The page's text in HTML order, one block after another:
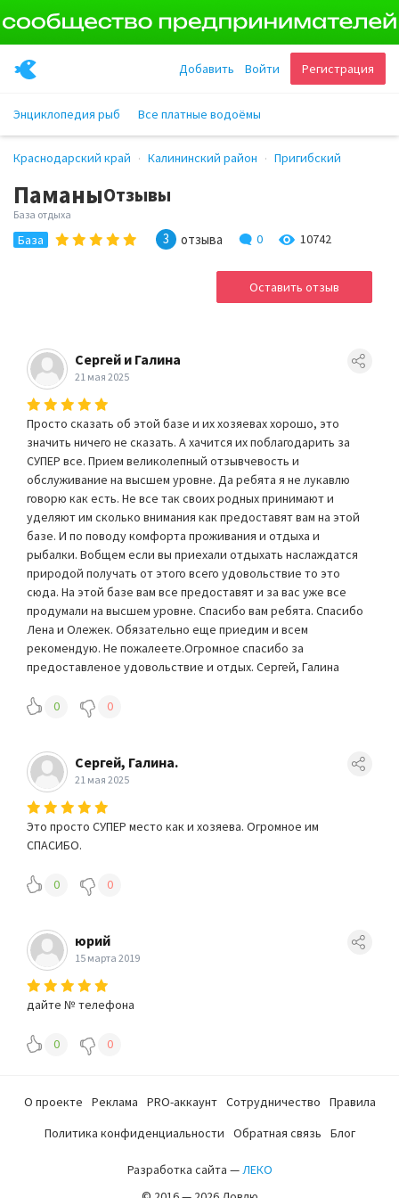
Регистрация
Войти
Добавить
Энциклопедия рыб Все платные водоёмы
Краснодарский край Калининский район Пригибский
ПаманыОтзывы
База отдыха
База 3 отзыва 0 10742
Оставить отзыв
Сергей и Галина
21 мая 2025
Просто сказать об этой базе и их хозяевах хорошо, это
значить ничего не сказать. А хачится их поблагодарить за
СУПЕР все. Прием великолепный отзывчевость и
обслуживание на высшем уровне. Да ребята я не лукавлю
говорю как есть. Не все так своих родных принимают и
уделяют им сколько внимания как предоставят вам на этой
базе. И по поводу комфорта проживания и отдыха и
рыбалки. Вобщем если вы приехали отдыхать наслаждатся
природой получать от этого всего удовольствие то это
сюда. На этой базе вам все предоставят и за вас уже все
продумали на высшем уровне. Спасибо вам ребята. Спасибо
Лена и Олежек. Обязательно еще приедим и всем
рекомендую. Не пожалеете.Огромное спасибо за
предоставленое удовольствие и отдых. Сергей, Галина
0 0
Сергей, Галина.
21 мая 2025
Это просто СУПЕР место как и хозяева. Огромное им
СПАСИБО.
0 0
юрий
15 марта 2019
дайте № телефона
0 0
О проекте Реклама PRO-аккаунт Сотрудничество
Правила
Политика конфиденциальности
Обратная связь Блог
Разработка сайта —ЛЕКО